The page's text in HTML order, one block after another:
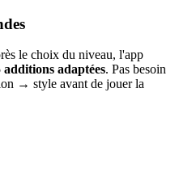
le choix du niveau, l'app
additions adaptées. Pas besoin
→ style avant de jouer la